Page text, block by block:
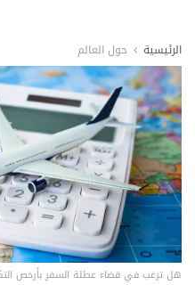
الرئيسية حول العالم
هل ترغب في قضاء عطلة السفر بأرخص